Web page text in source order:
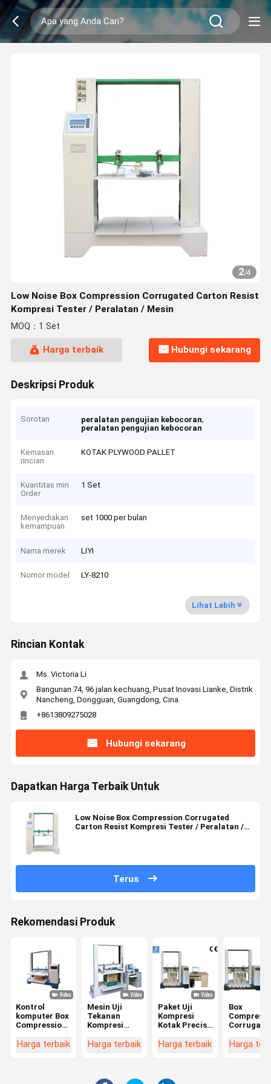
2/4
Low Noise Box Compression Corrugated Carton Resist
Kompresi Tester / Peralatan / Mesin
MOQ：1 Set
Harga terbaik Hubungi sekarang
Deskripsi Produk
Sorotan peralatan pengujian kebocoran,
peralatan pengujian kebocoran
Kemasan
rincian
KOTAK PLYWOOD PALLET
Kuantitas min
Order
1 Set
Menyediakan
kemampuan
set 1000 per bulan
Nama merek LIYI
Nomor model LY-8210
Lihat Lebih
Rincian Kontak
Ms. Victoria Li
Bangunan 74, 96 jalan kechuang, Pusat Inovasi Lianke, Distrik
Nancheng, Dongguan, Guangdong, Cina.
+8613809275028
Hubungi sekarang
Dapatkan Harga Terbaik Untuk
Low Noise Box Compression Corrugated
Carton Resist Kompresi Tester / Peralatan /
Terus
Rekomendasi Produk
Kontrol
komputer Box
Compression
tekan karton
Harga terbaik
Mesin Uji
Tekanan
Kompresi
Untuk Karton
Harga terbaik
Paket Uji
Kompresi
Kotak Precise
Tekanan
Harga terbaik
Box
Harga